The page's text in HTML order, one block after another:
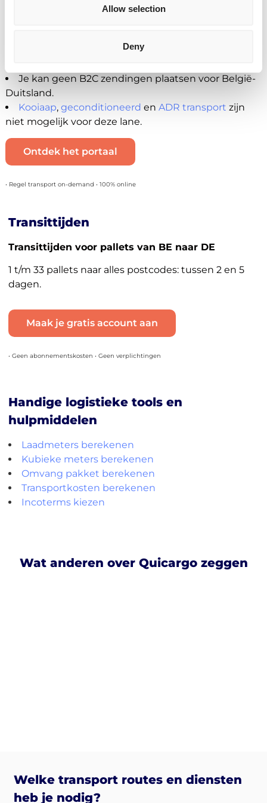
Allow selection
Deny
afwijkende pallets laten vervoeren.
Je kan geen kan geenpakketten versturen
Je kan geen B2C zendingen plaatsen voor België-
Duitsland.
Kooiaap, geconditioneerd en ADR transport zijn
niet mogelijk voor deze lane.
Ontdek het portaal
• Regel transport on-demand • 100% online
Transittijden
Transittijden voor pallets van BE naar DE
1 t/m 33 pallets naar alles postcodes: tussen 2 en 5
dagen.
Maak je gratis account aan
• Geen abonnementskosten • Geen verplichtingen
Handige logistieke tools en
hulpmiddelen
Laadmeters berekenen
Kubieke meters berekenen
Omvang pakket berekenen
Transportkosten berekenen
Incoterms kiezen
Wat anderen over Quicargo zeggen
Welke transport routes en diensten
heb je nodig?